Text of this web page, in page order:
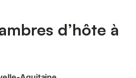
d’hôte à